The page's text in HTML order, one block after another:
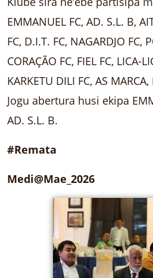
EMMANUEL FC, AD. S.L. B,
FC, D.I.T. FC, NAGARDJO FC,
CORAÇÃO FC, FIEL FC, LICA-
KARKETU DILI FC, AS
Jogu abertura husi ekipa
AD. S.L. B.
#Remata
Medi@Mae_2026